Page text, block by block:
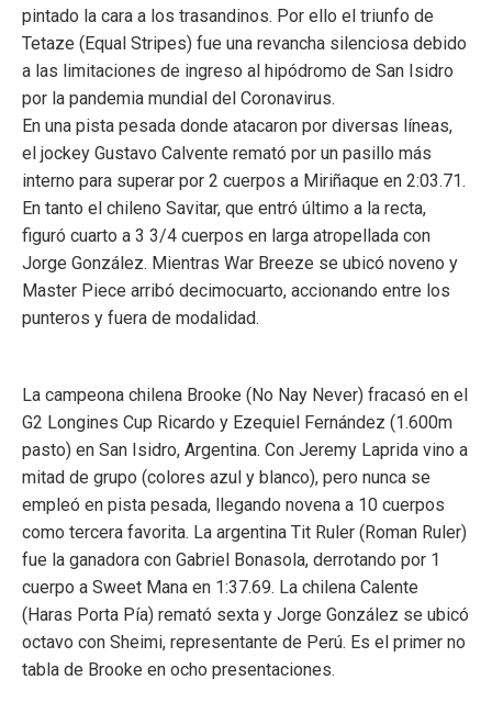
pintado la cara a los trasandinos. Por ello el triunfo de
Tetaze (Equal Stripes) fue una revancha silenciosa debido
a las limitaciones de ingreso al hipódromo de San Isidro
por la pandemia mundial del Coronavirus.
En una pista pesada donde atacaron por diversas líneas,
el jockey Gustavo Calvente remató por un pasillo más
interno para superar por 2 cuerpos a Miriñaque en 2:03.71.
En tanto el chileno Savitar, que entró último a la recta,
figuró cuarto a 3 3/4 cuerpos en larga atropellada con
Jorge González. Mientras War Breeze se ubicó noveno y
Master Piece arribó decimocuarto, accionando entre los
punteros y fuera de modalidad.
La campeona chilena Brooke (No Nay Never) fracasó en el
G2 Longines Cup Ricardo y Ezequiel Fernández (1.600m
pasto) en San Isidro, Argentina. Con Jeremy Laprida vino a
mitad de grupo (colores azul y blanco), pero nunca se
empleó en pista pesada, llegando novena a 10 cuerpos
como tercera favorita. La argentina Tit Ruler (Roman Ruler)
fue la ganadora con Gabriel Bonasola, derrotando por 1
cuerpo a Sweet Mana en 1:37.69. La chilena Calente
(Haras Porta Pía) remató sexta y Jorge González se ubicó
octavo con Sheimi, representante de Perú. Es el primer no
tabla de Brooke en ocho presentaciones.